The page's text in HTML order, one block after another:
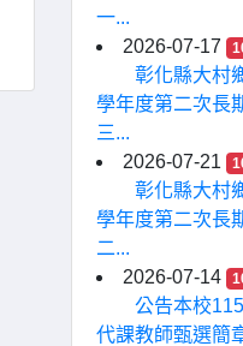
一...
2026-07-17
彰化縣大村
學年度第二次長
三...
2026-07-21
彰化縣大村
學年度第二次長
二...
2026-07-14
公告本校
代課教師甄選簡